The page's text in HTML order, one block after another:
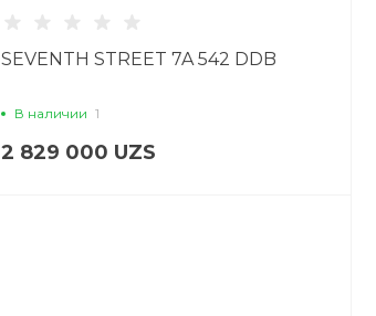
SEVENTH STREET 7A 542 DDB
В наличии 1
2 829 000 UZS